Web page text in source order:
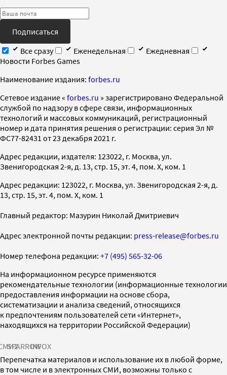
Подписаться
Все сразу
Еженедельная
Ежедневная
Новости Forbes Games
Наименование издания: forbes.ru
Cетевое издание « forbes.ru » зарегистрировано Федеральной
службой по надзору в сфере связи, информационных
технологий и массовых коммуникаций, регистрационный
номер и дата принятия решения о регистрации: серия Эл №
ФС77-82431 от 23 декабря 2021 г.
Адрес редакции, издателя: 123022, г. Москва, ул.
Звенигородская 2-я, д. 13, стр. 15, эт. 4, пом. X, ком. 1
Адрес редакции: 123022, г. Москва, ул. Звенигородская 2-я, д.
13, стр. 15, эт. 4, пом. X, ком. 1
Главный редактор: Мазурин Николай Дмитриевич
Адрес электронной почты редакции: press-release@forbes.ru
Номер телефона редакции: +7 (495) 565-32-06
На информационном ресурсе применяются
рекомендательные технологии (информационные технологии
предоставления информации на основе сбора,
систематизации и анализа сведений, относящихся
к предпочтениям пользователей сети «Интернет»,
находящихся на территории Российской Федерации)
SPARROWINFOX
Перепечатка материалов и использование их в любой форме,
в том числе и в электронных СМИ, возможны только с